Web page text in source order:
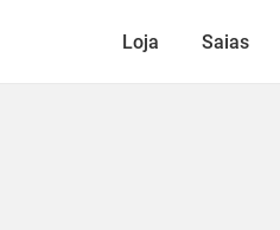
Loja Saias